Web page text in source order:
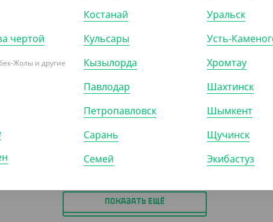
₸/ШТ)
стирки "Синергетик",
1 л
(2 987.30
Гель для стирки "Арко", 4,7 л
ПОКАЗАТЬ ЕЩЁ
чертой
Жолы и другие
Костанай
Кульсары
Кызылорда
Павлодар
Петропавловск
Сарань
Семей
Уральск
Усть-
Хромтау
Шахтинск
Шымкент
Щучинск
Экибастуз